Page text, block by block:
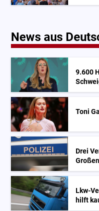
News aus
9.600
Toni
Drei
Lkw-
hilft